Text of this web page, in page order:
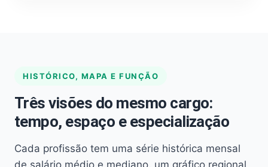
HISTÓRICO, MAPA E FUNÇÃO
Três visões do mesmo cargo:
tempo, espaço e especialização
Cada profissão tem uma série histórica mensal
de salário médio e mediano, um gráfico regional